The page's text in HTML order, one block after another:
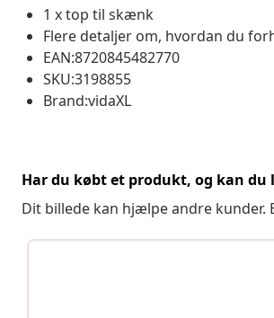
1 x top til skænk
Flere detaljer om, hvordan du
EAN:8720845482770
SKU:3198855
Brand:vidaXL
Har du købt et produkt, og kan du
Dit billede kan hjælpe andre